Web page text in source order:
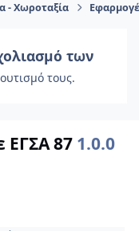
- Χωροταξία
των
τους.
ΕΓΣΑ 87 1.0.0